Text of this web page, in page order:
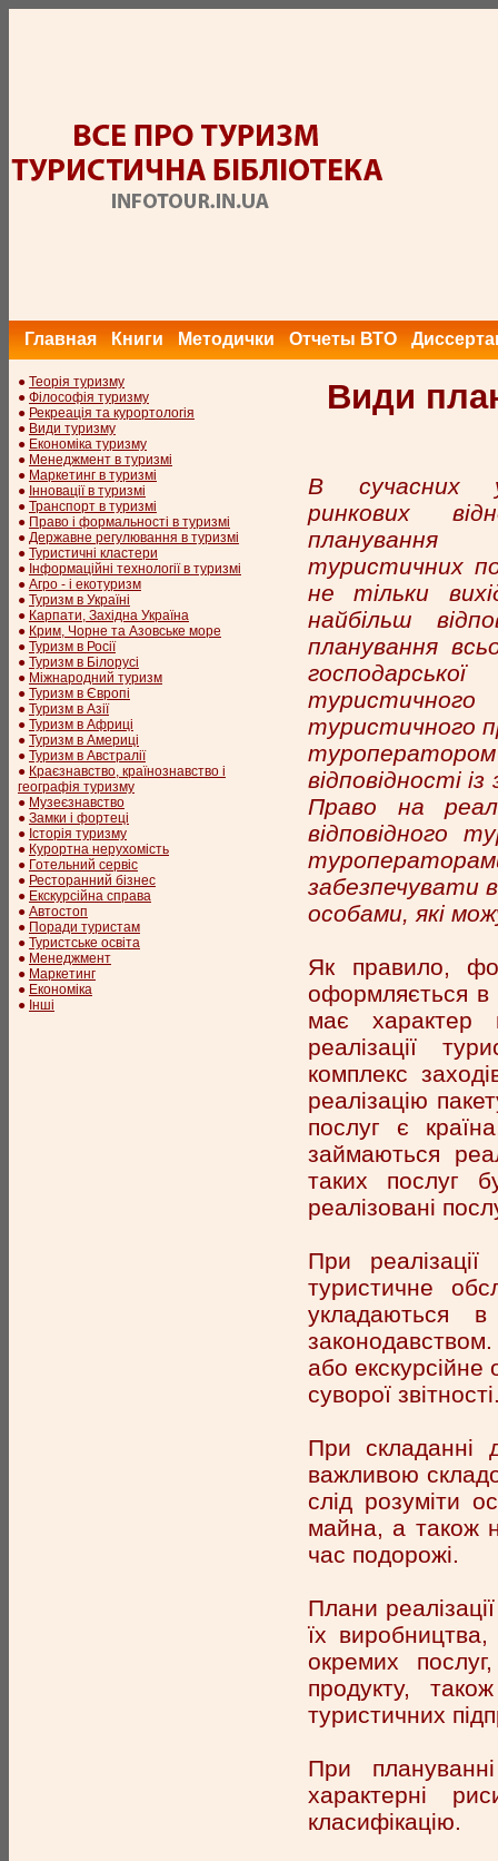
Главная Книги Методички Отчеты ВТО
● Теорія туризму
● Філософія туризму
● Рекреація та курортологія
● Види туризму
● Економіка туризму
● Менеджмент в туризмі
● Маркетинг в туризмі
● Інновації в туризмі
● Транспорт в туризмі
● Право і формальності в туризмі
● Державне регулювання в туризмі
● Туристичні кластери
● Інформаційні технології в туризмі
● Агро - і екотуризм
● Туризм в Україні
● Карпати, Західна Україна
● Крим, Чорне та Азовське море
● Туризм в Росії
● Туризм в Білорусі
● Міжнародний туризм
● Туризм в Європі
● Туризм в Азії
● Туризм в Африці
● Туризм в Америці
● Туризм в Австралії
● Краєзнавство, країнознавство і
географія туризму
● Музеєзнавство
● Замки і фортеці
● Історія туризму
● Курортна нерухомість
● Готельний сервіс
● Ресторанний бізнес
● Екскурсійна справа
● Автостоп
● Поради туристам
● Туристське освіта
● Менеджмент
● Маркетинг
● Економіка
● Інші
Види
В сучасних
ринкових
планування
туристичних
не тільки
найбільш
планування
господарської
туристичного
туристичного
відповідності
Право на
відповідного
забезпечувати
особами, які
Як правило,
оформляється в
має характер
реалізації
комплекс
реалізацію
послуг є
займаються
таких послуг
реалізовані
При
туристичне
укладаються
або
суворої
При складанні
важливою
слід розуміти
майна, а також
час подорожі.
Плани
їх виробництва,
окремих
продукту,
туристичних
При
характерні
класифікацію.